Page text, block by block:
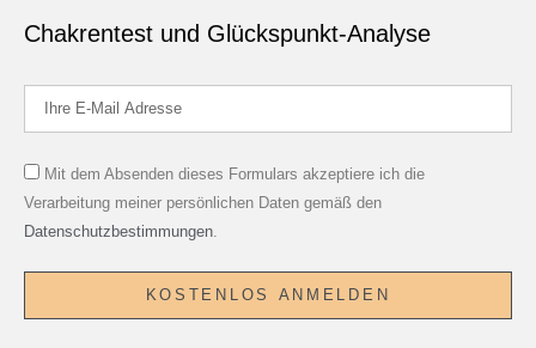
Chakrentest und Glückspunkt-Analyse
Mit dem Absenden dieses Formulars akzeptiere ich die
Verarbeitung meiner persönlichen Daten gemäß den
Datenschutzbestimmungen
KOSTENLOS ANMELDEN